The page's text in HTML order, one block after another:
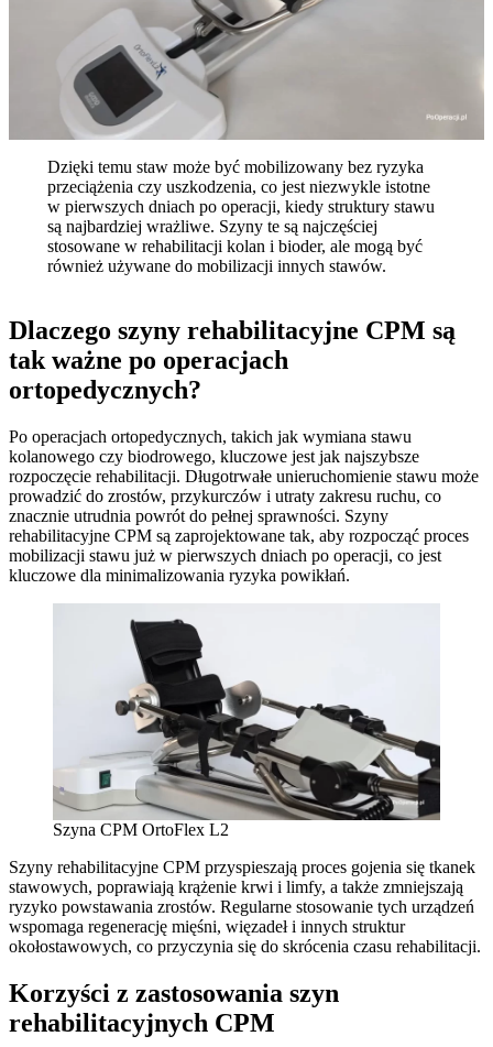
Dzięki temu staw może być mobilizowany bez ryzyka
przeciążenia czy uszkodzenia, co jest niezwykle istotne
w pierwszych dniach po operacji, kiedy struktury stawu
są najbardziej wrażliwe. Szyny te są najczęściej
stosowane w rehabilitacji kolan i bioder, ale mogą być
również używane do mobilizacji innych stawów.
Dlaczego szyny rehabilitacyjne CPM są
tak ważne po operacjach
ortopedycznych?
Po operacjach ortopedycznych, takich jak wymiana stawu
kolanowego czy biodrowego, kluczowe jest jak najszybsze
rozpoczęcie rehabilitacji. Długotrwałe unieruchomienie stawu może
prowadzić do zrostów, przykurczów i utraty zakresu ruchu, co
znacznie utrudnia powrót do pełnej sprawności. Szyny
rehabilitacyjne CPM są zaprojektowane tak, aby rozpocząć proces
mobilizacji stawu już w pierwszych dniach po operacji, co jest
kluczowe dla minimalizowania ryzyka powikłań.
Szyna CPM OrtoFlex L2
Szyny rehabilitacyjne CPM przyspieszają proces gojenia się tkanek
stawowych, poprawiają krążenie krwi i limfy, a także zmniejszają
ryzyko powstawania zrostów. Regularne stosowanie tych urządzeń
wspomaga regenerację mięśni, więzadeł i innych struktur
okołostawowych, co przyczynia się do skrócenia czasu rehabilitacji.
Korzyści z zastosowania szyn
rehabilitacyjnych CPM